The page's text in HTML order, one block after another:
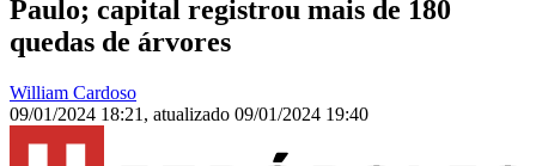
Paulo; capital registrou mais de 180
quedas de árvores
William Cardoso
09/01/2024 18:21 , atualizado 09/01/2024 19:40